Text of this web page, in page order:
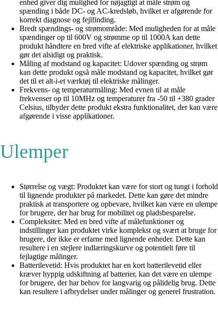
enhed giver dig mulighed for nøjagtigt at måle strøm og
spænding i både DC- og AC-kredsløb, hvilket er afgørende for
korrekt diagnose og fejlfinding.
Bredt spændings- og strømområde: Med muligheden for at måle
spændinger op til 600V og strømme op til 1000A kan dette
produkt håndtere en bred vifte af elektriske applikationer, hvilket
gør det alsidigt og praktisk.
Måling af modstand og kapacitet: Udover spænding og strøm
kan dette produkt også måle modstand og kapacitet, hvilket gør
det til et alt-i-et værktøj til elektriske målinger.
Frekvens- og temperaturmåling: Med evnen til at måle
frekvenser op til 10MHz og temperaturer fra -50 til +380 grader
Celsius, tilbyder dette produkt ekstra funktionalitet, der kan være
afgørende i visse applikationer.
Ulemper
Størrelse og vægt: Produktet kan være for stort og tungt i forhold
til lignende produkter på markedet. Dette kan gøre det mindre
praktisk at transportere og opbevare, hvilket kan være en ulempe
for brugere, der har brug for mobilitet og pladsbesparelse.
Compleksitet: Med en bred vifte af målefunktioner og
indstillinger kan produktet virke komplekst og svært at bruge for
brugere, der ikke er erfarne med lignende enheder. Dette kan
resultere i en stejlere indlæringskurve og potentielt føre til
fejlagtige målinger.
Batterilevetid: Hvis produktet har en kort batterilevetid eller
kræver hyppig udskiftning af batterier, kan det være en ulempe
for brugere, der har behov for langvarig og pålidelig brug. Dette
kan resultere i afbrydelser under målinger og generel frustration.